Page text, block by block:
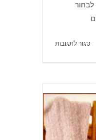
חום.
לבחור
סגור לתגובותעל
למה
כובע
מוקד